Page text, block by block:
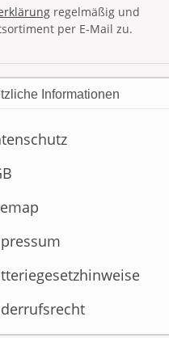
regelmäßig und
per E-Mail zu.
Informationen